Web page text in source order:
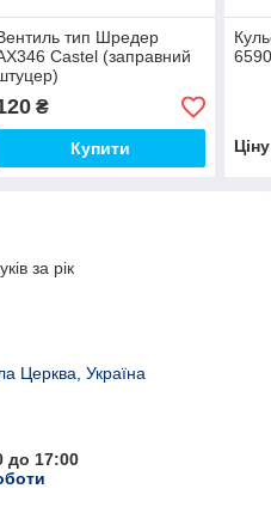
тип Шредер
Castel (заправний
₴
Купити
за рік
Церква, Україна
до 17:00